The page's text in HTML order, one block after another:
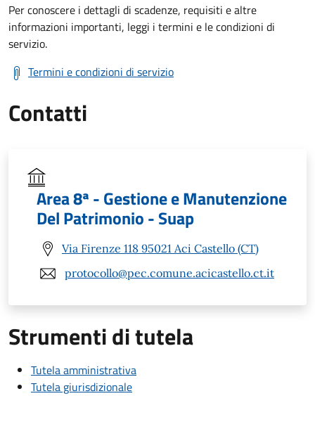
Per conoscere i dettagli di scadenze, requisiti e altre
informazioni importanti, leggi i termini e le condizioni di
servizio.
Termini e condizioni di servizio
Contatti
Area 8ª - Gestione e Manutenzione
Del Patrimonio - Suap
Via Firenze 118 95021 Aci Castello (CT)
protocollo@pec.comune.acicastello.ct.it
Strumenti di tutela
Tutela amministrativa
Tutela giurisdizionale